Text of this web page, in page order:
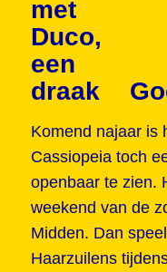
Komend najaar is
Cassiopeia toch
openbaar te zien.
weekend van de
Midden. Dan
Haarzuilens